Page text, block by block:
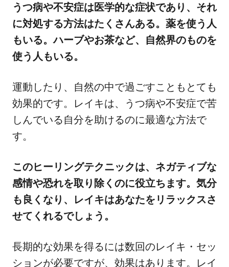
うつ病や不安症は医学的な症状であり、それ
に対処する方法はたくさんある。薬を使う人
もいる。ハーブやお茶など、自然界のものを
使う人もいる。
運動したり、自然の中で過ごすこともとても
効果的です。レイキは、うつ病や不安症で苦
しんでいる自分を助けるのに最適な方法で
す。
このヒーリングテクニックは、ネガティブな
感情や恐れを取り除くのに役立ちます。気分
も良くなり、レイキはあなたをリラックスさ
せてくれるでしょう。
長期的な効果を得るには数回のレイキ・セッ
ションが必要ですが、効果はあります。レイ